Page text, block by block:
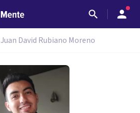
Juan David Rubiano Moreno